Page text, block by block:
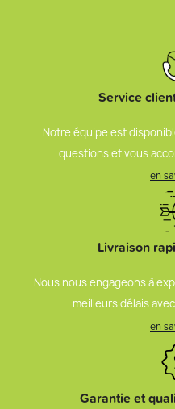
Service
Notre équipe est
questions et vous
en
Livraison
Nous nous engageons à
meilleurs délais
en
Garantie et